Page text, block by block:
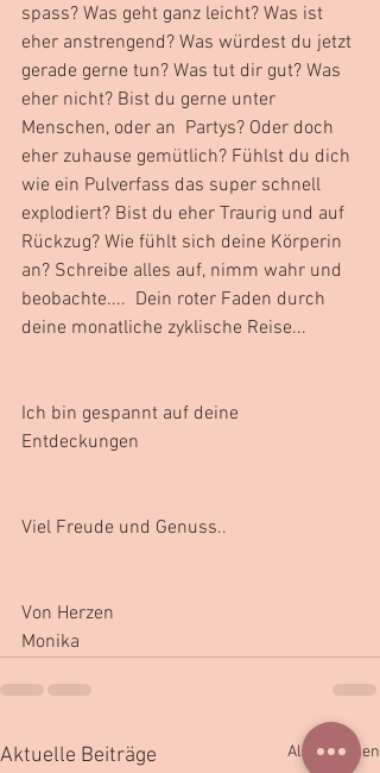
spass? Was geht ganz leicht? Was ist
eher anstrengend? Was würdest du jetzt
gerade gerne tun? Was tut dir gut? Was
eher nicht? Bist du gerne unter
Menschen, oder an  Partys? Oder doch
eher zuhause gemütlich? Fühlst du dich
wie ein Pulverfass das super schnell
explodiert? Bist du eher Traurig und auf
Rückzug? Wie fühlt sich deine Körperin
an? Schreibe alles auf, nimm wahr und
beobachte....  Dein roter Faden durch
deine monatliche zyklische Reise...
Ich bin gespannt auf deine
Entdeckungen
Viel Freude und Genuss..
Von Herzen
Monika
Aktuelle Beiträge Alle ansehen